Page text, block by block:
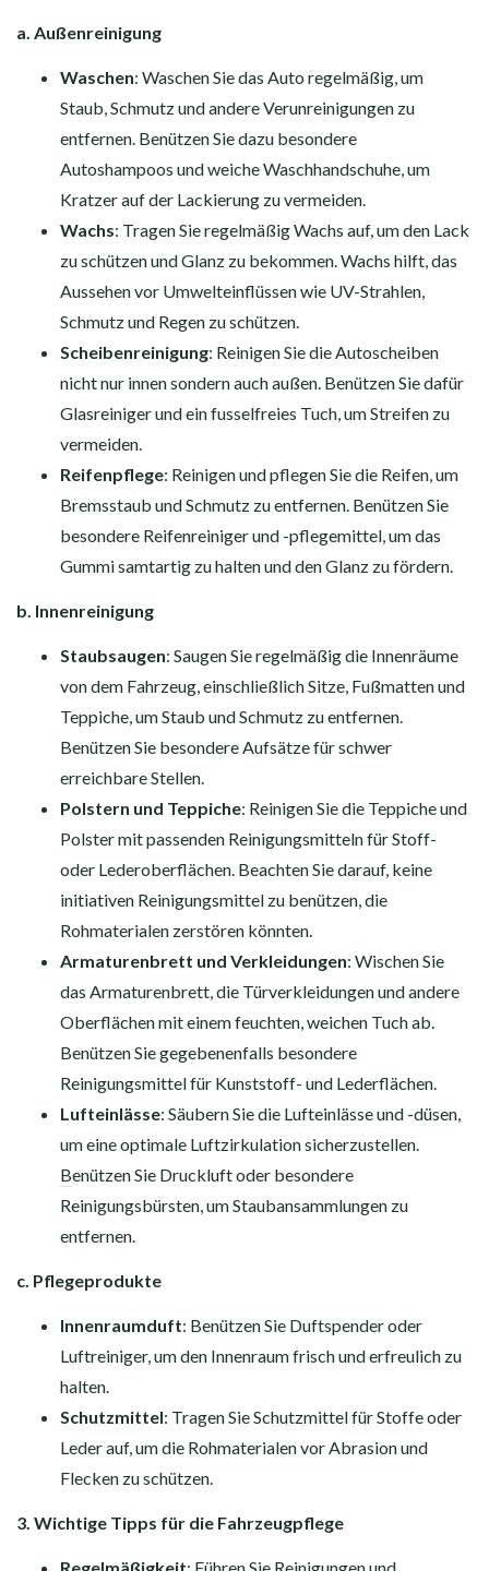
a. Außenreinigung
Waschen: Waschen Sie das Auto regelmäßig, um
Staub, Schmutz und andere Verunreinigungen zu
entfernen. Benützen Sie dazu besondere
Autoshampoos und weiche Waschhandschuhe, um
Kratzer auf der Lackierung zu vermeiden.
Wachs: Tragen Sie regelmäßig Wachs auf, um den Lack
zu schützen und Glanz zu bekommen. Wachs hilft, das
Aussehen vor Umwelteinflüssen wie UV-Strahlen,
Schmutz und Regen zu schützen.
Scheibenreinigung: Reinigen Sie die Autoscheiben
nicht nur innen sondern auch außen. Benützen Sie dafür
Glasreiniger und ein fusselfreies Tuch, um Streifen zu
vermeiden.
Reifenpflege: Reinigen und pflegen Sie die Reifen, um
Bremsstaub und Schmutz zu entfernen. Benützen Sie
besondere Reifenreiniger und -pflegemittel, um das
Gummi samtartig zu halten und den Glanz zu fördern.
b. Innenreinigung
Staubsaugen: Saugen Sie regelmäßig die Innenräume
von dem Fahrzeug, einschließlich Sitze, Fußmatten und
Teppiche, um Staub und Schmutz zu entfernen.
Benützen Sie besondere Aufsätze für schwer
erreichbare Stellen.
Polstern und Teppiche: Reinigen Sie die Teppiche und
Polster mit passenden Reinigungsmitteln für Stoff-
oder Lederoberflächen. Beachten Sie darauf, keine
initiativen Reinigungsmittel zu benützen, die
Rohmaterialen zerstören könnten.
Armaturenbrett und Verkleidungen: Wischen Sie
das Armaturenbrett, die Türverkleidungen und andere
Oberflächen mit einem feuchten, weichen Tuch ab.
Benützen Sie gegebenenfalls besondere
Reinigungsmittel für Kunststoff- und Lederflächen.
Lufteinlässe: Säubern Sie die Lufteinlässe und -düsen,
um eine optimale Luftzirkulation sicherzustellen.
Benützen Sie Druckluft oder besondere
Reinigungsbürsten, um Staubansammlungen zu
entfernen.
c. Pflegeprodukte
Innenraumduft: Benützen Sie Duftspender oder
Luftreiniger, um den Innenraum frisch und erfreulich zu
halten.
Schutzmittel: Tragen Sie Schutzmittel für Stoffe oder
Leder auf, um die Rohmaterialen vor Abrasion und
Flecken zu schützen.
3. Wichtige Tipps für die Fahrzeugpflege